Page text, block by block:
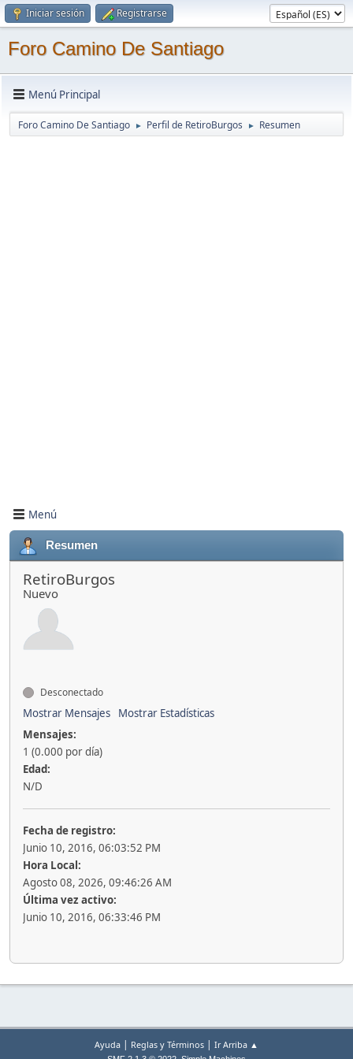
Iniciar sesión Registrarse
Foro Camino De Santiago
Menú Principal
Foro Camino De Santiago ► Perfil de RetiroBurgos ► Resumen
Menú
Resumen
RetiroBurgos
Nuevo
Desconectado
Mostrar Mensajes
Mostrar Estadísticas
Mensajes:
1 (0.000 por día)
Edad:
N/D
Fecha de registro:
Junio 10, 2016, 06:03:52 PM
Hora Local:
Agosto 08, 2026, 09:46:26 AM
Última vez activo:
Junio 10, 2016, 06:33:46 PM
Ayuda | Reglas y Términos | Ir Arriba ▲